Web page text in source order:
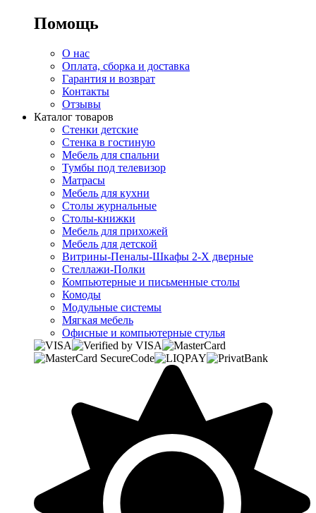
Помощь
О нас
Оплата, сборка и доставка
Гарантия и возврат
Контакты
Отзывы
Каталог товаров
Стенки детские
Стенка в гостиную
Мебель для спальни
Тумбы под телевизор
Матрасы
Мебель для кухни
Столы журнальные
Столы-книжки
Мебель для прихожей
Мебель для детской
Витрины-Пеналы-Шкафы 2-Х дверные
Стеллажи-Полки
Компьютерные и письменные столы
Комоды
Модульные системы
Мягкая мебель
Офисные и компьютерные стулья